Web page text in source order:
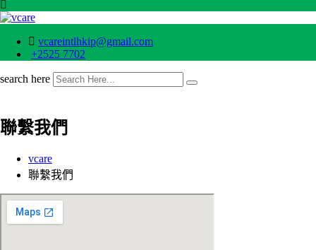
vcareintlhkip@gmail.com
+2525 7702
search here
聯繫我們
vcare
聯繫我們